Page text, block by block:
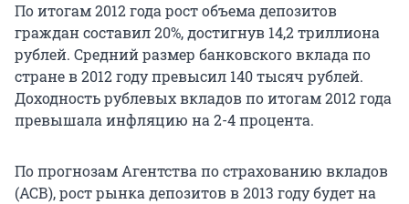
По итогам 2012 года рост объема депозитов
граждан составил 20%, достигнув 14,2 триллиона
рублей. Средний размер банковского вклада по
стране в 2012 году превысил 140 тысяч рублей.
Доходность рублевых вкладов по итогам 2012 года
превышала инфляцию на 2-4 процента.
По прогнозам Агентства по страхованию вкладов
(АСВ), рост рынка депозитов в 2013 году будет на